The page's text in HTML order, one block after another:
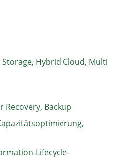
Hybrid Cloud, Multi
Recovery, Backup
Lifecycle-